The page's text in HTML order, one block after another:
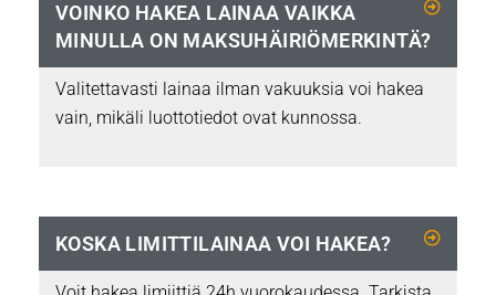
VOINKO HAKEA LAINAA VAIKKA
MINULLA ON MAKSUHÄIRIÖMERKINTÄ?
Valitettavasti lainaa ilman vakuuksia voi hakea
vain, mikäli luottotiedot ovat kunnossa.
KOSKA LIMITTILAINAA VOI HAKEA?